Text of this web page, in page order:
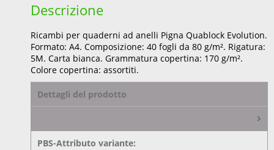
Descrizione
Ricambi per quaderni ad anelli Pigna Quablock Evolution.
Formato: A4. Composizione: 40 fogli da 80 g/m². Rigatura:
5M. Carta bianca. Grammatura copertina: 170 g/m².
Colore copertina: assortiti.
Dettagli del prodotto
PBS-Attributo variante: